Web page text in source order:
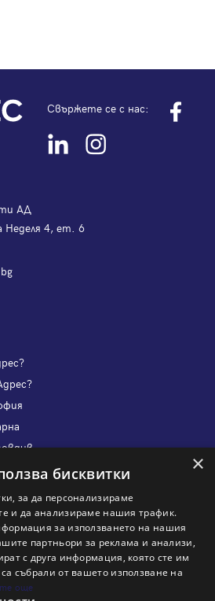
Свържете се с нас:
АД
Неделя 4, ет. 6
×
бисквитки
за да персонализираме
и да анализираме нашия трафик.
за използването на нашия
партньори за реклама и анализи,
с друга информация, която сте им
събрали от вашето използване на
още